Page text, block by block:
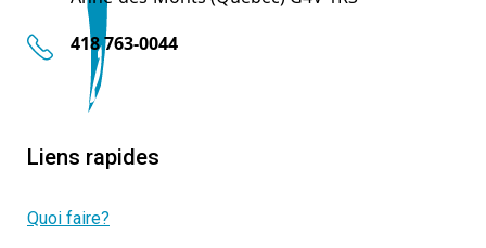
418 763-0044
Liens rapides
Quoi faire?